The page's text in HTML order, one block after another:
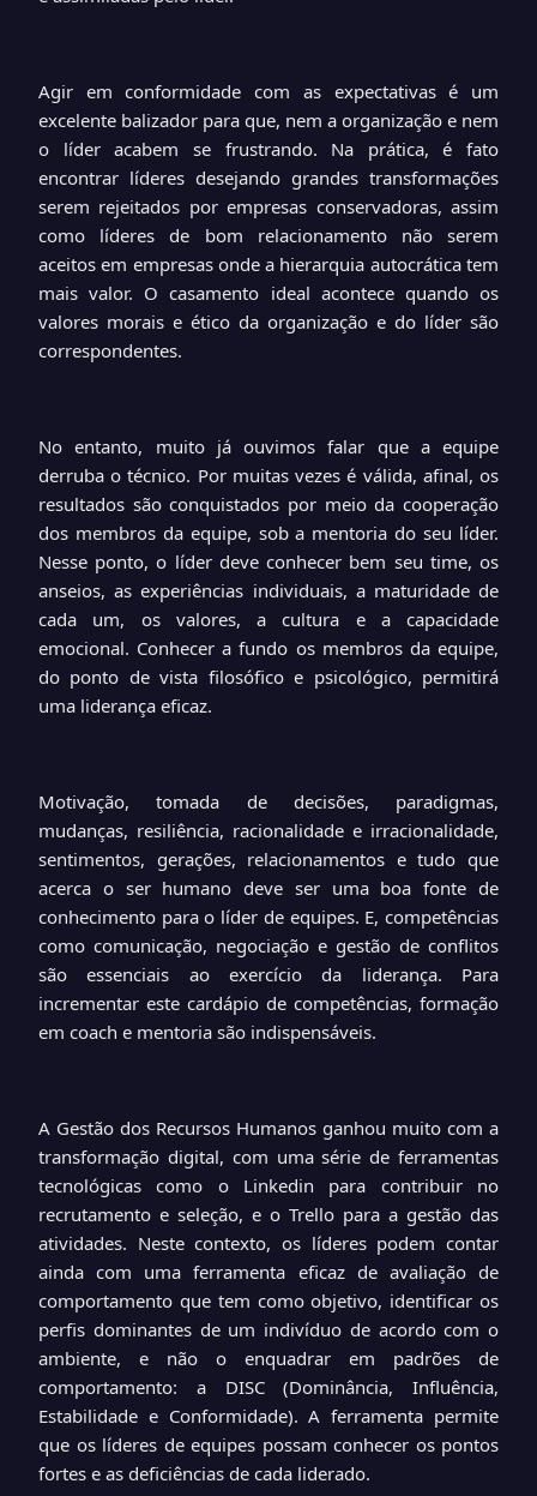
Agir em conformidade com as expectativas é um
excelente balizador para que, nem a organização e nem
o líder acabem se frustrando. Na prática, é fato
encontrar líderes desejando grandes transformações
serem rejeitados por empresas conservadoras, assim
como líderes de bom relacionamento não serem
aceitos em empresas onde a hierarquia autocrática tem
mais valor. O casamento ideal acontece quando os
valores morais e ético da organização e do líder são
correspondentes.
No entanto, muito já ouvimos falar que a equipe
derruba o técnico. Por muitas vezes é válida, afinal, os
resultados são conquistados por meio da cooperação
dos membros da equipe, sob a mentoria do seu líder.
Nesse ponto, o líder deve conhecer bem seu time, os
anseios, as experiências individuais, a maturidade de
cada um, os valores, a cultura e a capacidade
emocional. Conhecer a fundo os membros da equipe,
do ponto de vista filosófico e psicológico, permitirá
uma liderança eficaz.
Motivação, tomada de decisões, paradigmas,
mudanças, resiliência, racionalidade e irracionalidade,
sentimentos, gerações, relacionamentos e tudo que
acerca o ser humano deve ser uma boa fonte de
conhecimento para o líder de equipes. E, competências
como comunicação, negociação e gestão de conflitos
são essenciais ao exercício da liderança. Para
incrementar este cardápio de competências, formação
em coach e mentoria são indispensáveis.
A Gestão dos Recursos Humanos ganhou muito com a
transformação digital, com uma série de ferramentas
tecnológicas como o Linkedin para contribuir no
recrutamento e seleção, e o Trello para a gestão das
atividades. Neste contexto, os líderes podem contar
ainda com uma ferramenta eficaz de avaliação de
comportamento que tem como objetivo, identificar os
perfis dominantes de um indivíduo de acordo com o
ambiente, e não o enquadrar em padrões de
comportamento: a DISC (Dominância, Influência,
Estabilidade e Conformidade). A ferramenta permite
que os líderes de equipes possam conhecer os pontos
fortes e as deficiências de cada liderado.